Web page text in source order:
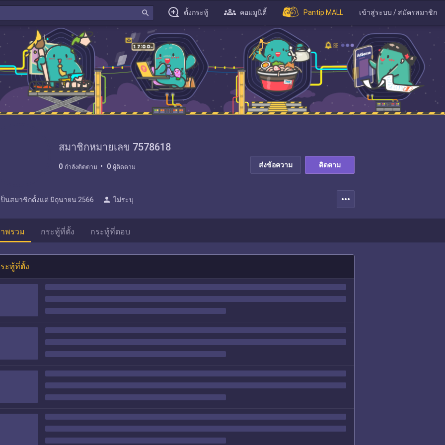
search ตั้งกระทู้ คอมมูนิตี้ Pantip MALL เข้าสู่ระบบ / สมัครสมาชิก
สมาชิกหมายเลข 7578618
0 กำลังติดตาม 0 ผู้ติดตาม ส่งข้อความ ติดตาม
ป็นสมาชิกตั้งแต่ มิถุนายน 2566 person ไม่ระบุ more_horiz
พรวม กระทู้ที่ตั้ง กระทู้ที่ตอบ
ะทู้ที่ตั้ง